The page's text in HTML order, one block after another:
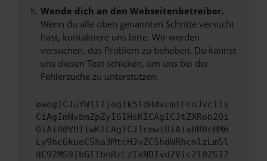
Wende dich an den Webseitenbetreiber.
Wenn du alle oben genannten Schritte versucht
hast, kontaktiere uns bitte. Wir werden
versuchen, das Problem zu beheben. Du kannst
uns diesen Text schicken, um uns bei der
Fehlersuche zu unterstützen:
ewogICJuYW1lIjogIk5ldHdvcmtFcnJvciIs
CiAgImNvbmZpZyI6IHsKICAgICJtZXRob2Qi
OiAiR0VUIiwKICAgICJ1cmwiOiAiaHR0cHM6
Ly9hcGkueC5ha3MtcHJvZC5hdWRhcmlzLm5l
dC92MS9jbGllbnRzLzIxNDIvd2Vic2l0ZS12